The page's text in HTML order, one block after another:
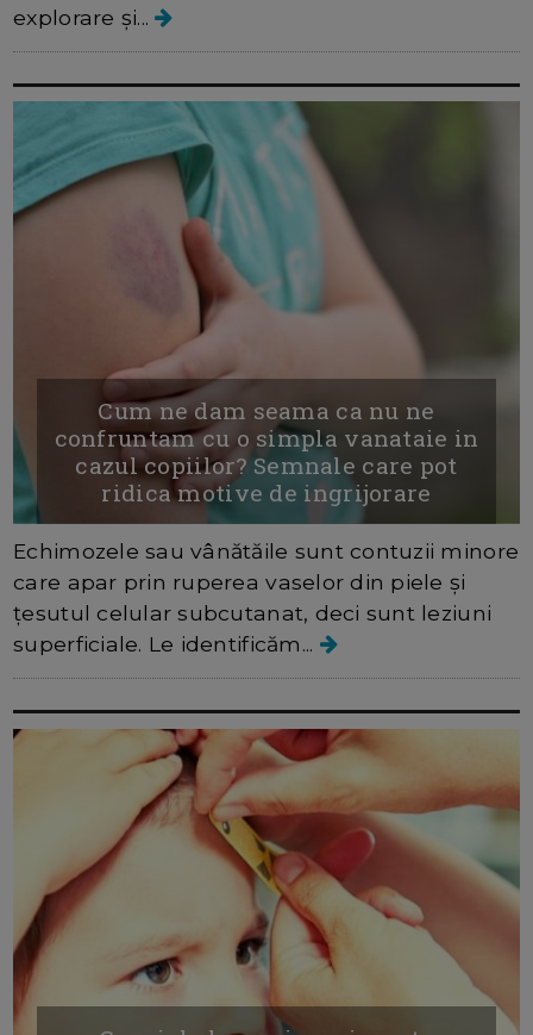
explorare și...
Cum ne dam seama ca nu ne
confruntam cu o simpla vanataie in
cazul copiilor? Semnale care pot
ridica motive de ingrijorare
Echimozele sau vânătăile sunt contuzii minore
care apar prin ruperea vaselor din piele și
țesutul celular subcutanat, deci sunt leziuni
superficiale. Le identificăm...